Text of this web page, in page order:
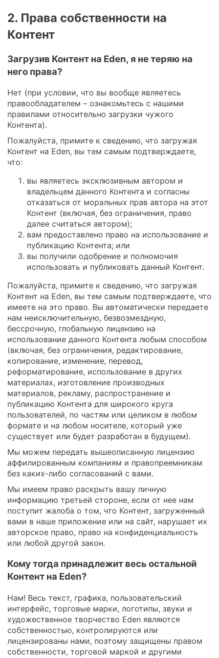
2. Права собственности на
Контент
Загрузив Контент на Eden, я не теряю на
него права?
Нет (при условии, что вы вообще являетесь
правообладателем – ознакомьтесь с нашими
правилами относительно загрузки чужого
Контента).
Пожалуйста, примите к сведению, что загружая
Контент на Eden, вы тем самым подтверждаете,
что:
вы являетесь эксклюзивным автором и
владельцем данного Контента и согласны
отказаться от моральных прав автора на этот
Контент (включая, без ограничения, право
далее считаться автором);
вам предоставлено право на использование и
публикацию Контента; или
вы получили одобрение и полномочия
использовать и публиковать данный Контент.
Пожалуйста, примите к сведению, что загружая
Контент на Eden, вы тем самым подтверждаете, что
имеете на это право. Вы автоматически передаете
нам неисключительную, безвозмездную,
бессрочную, глобальную лицензию на
использование данного Контента любым способом
(включая, без ограничения, редактирование,
копирование, изменение, перевод,
реформатирование, использование в других
материалах, изготовление производных
материалов, рекламу, распространение и
публикацию Контента для широкого круга
пользователей, по частям или целиком в любом
формате и на любом носителе, который уже
существует или будет разработан в будущем).
Мы можем передать вышеописанную лицензию
аффилированным компаниям и правопреемникам
без каких-либо согласований с вами.
Мы имеем право раскрыть вашу личную
информацию третьей стороне, если от нее нам
поступит жалоба о том, что Контент, загруженный
вами в наше приложение или на сайт, нарушает их
авторское право, право на конфиденциальность
или любой другой закон.
Кому тогда принадлежит весь остальной
Контент на Eden?
Нам! Весь текст, графика, пользовательский
интерфейс, торговые марки, логотипы, звуки и
художественное творчество Eden являются
собственностью, контролируются или
лицензированы нами, поэтому защищены правом
собственности, торговой маркой и другими